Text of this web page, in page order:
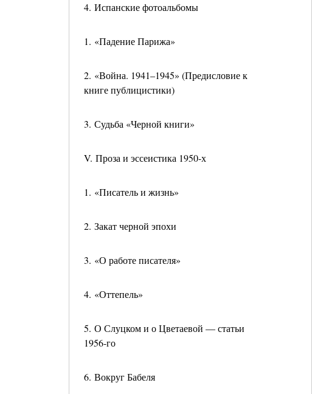
4. Испанские фотоальбомы
1. «Падение Парижа»
2. «Война. 1941–1945» (Предисловие к
книге публицистики)
3. Судьба «Черной книги»
V. Проза и эссеистика 1950-х
1. «Писатель и жизнь»
2. Закат черной эпохи
3. «О работе писателя»
4. «Оттепель»
5. О Слуцком и о Цветаевой — статьи
1956-го
6. Вокруг Бабеля